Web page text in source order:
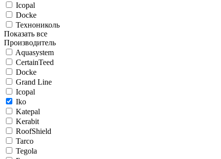
Icopal
Docke
Технониколь
Показать все
Производитель
Aquasystem
CertainTeed
Docke
Grand Line
Icopal
Iko
Katepal
Kerabit
RoofShield
Tarco
Tegola